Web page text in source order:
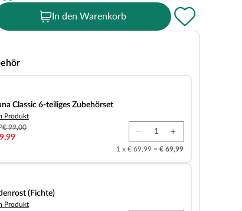
In den Warenkorb
Zubehörset
Classic 6-teiliges Zubehörset
Produkt
€ 99,00
1 x € 69,99 = € 69,99
(Fichte)
Produkt